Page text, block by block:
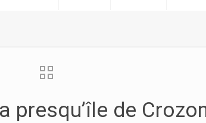
presqu’île de